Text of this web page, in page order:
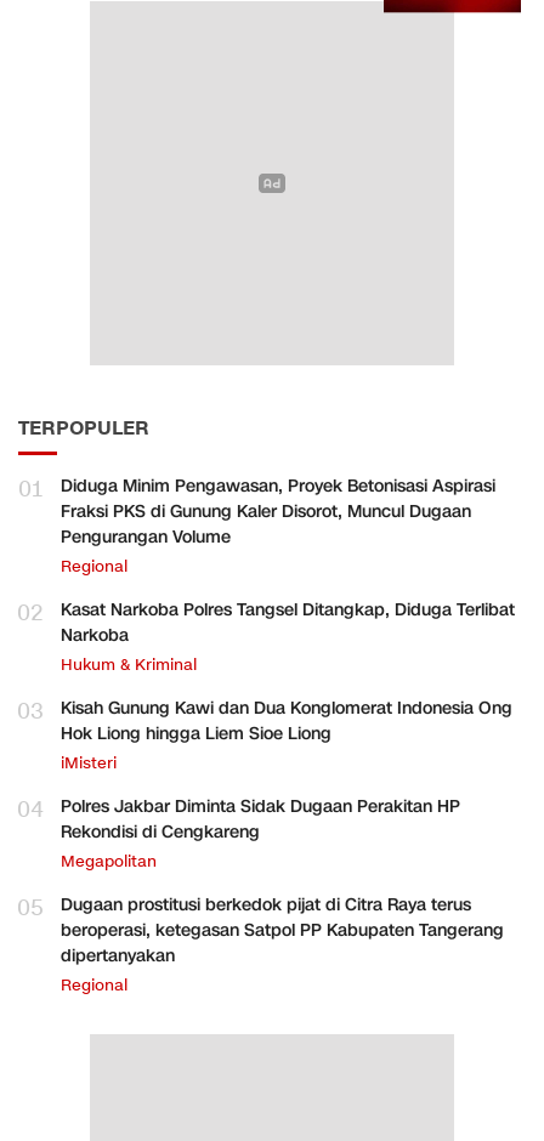
TERPOPULER
01
Diduga Minim Pengawasan, Proyek Betonisasi Aspirasi
Fraksi PKS di Gunung Kaler Disorot, Muncul Dugaan
Pengurangan Volume
Regional
02
Kasat Narkoba Polres Tangsel Ditangkap, Diduga Terlibat
Narkoba
Hukum & Kriminal
03
Kisah Gunung Kawi dan Dua Konglomerat Indonesia Ong
Hok Liong hingga Liem Sioe Liong
iMisteri
04
Polres Jakbar Diminta Sidak Dugaan Perakitan HP
Rekondisi di Cengkareng
Megapolitan
05
Dugaan prostitusi berkedok pijat di Citra Raya terus
beroperasi, ketegasan Satpol PP Kabupaten Tangerang
dipertanyakan
Regional